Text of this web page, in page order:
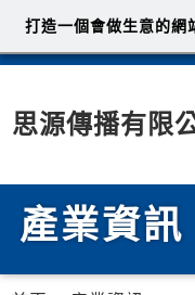
思源傳播有限
產業資訊
打造一個會做生意的網